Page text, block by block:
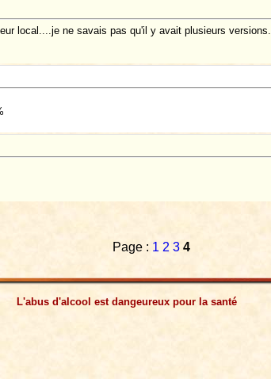
local....je ne savais pas qu'il y avait plusieurs versions.
Page : 1 2 3 4
L'abus d'alcool est dangeureux pour la santé